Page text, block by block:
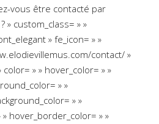
vous être contacté par
» custom_class= » »
» fe_icon= » »
contact/ »
color= » » hover_color= » »
» »
» »
hover_border_color= » »